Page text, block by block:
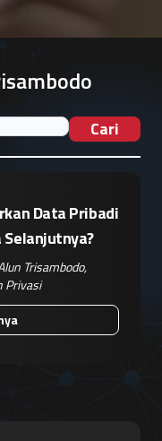
Cari
Data Pribadi
Selanjutnya?
Trisambodo,
Privasi